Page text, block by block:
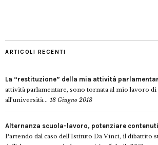
ARTICOLI RECENTI
La “restituzione” della mia attività
attività parlamentare, sono tornata al mio lavoro
all’università... 18 Giugno 2018
Alternanza scuola-lavoro, potenziare
Partendo dal caso dell’Istituto Da Vinci, il dibattito